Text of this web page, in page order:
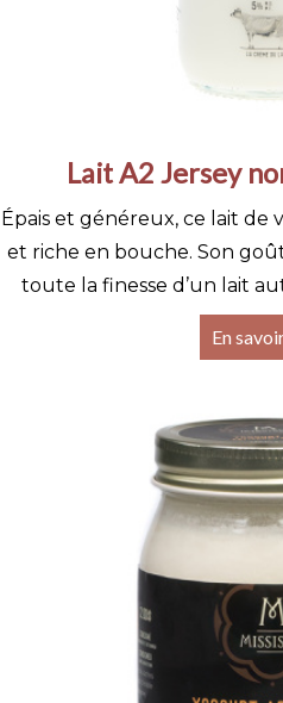
Lait A2 Jersey
Épais et généreux, ce lait de
et riche en bouche. Son
toute la finesse d’un lait
En